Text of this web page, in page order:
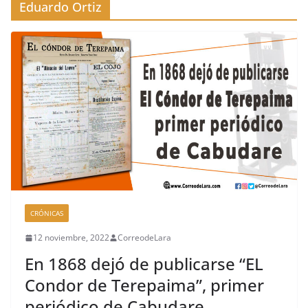
Eduardo Ortiz
CRÓNICAS
12 noviembre, 2022 CorreodeLara
En 1868 dejó de publicarse “EL
Condor de Terepaima”, primer